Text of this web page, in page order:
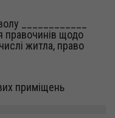
____________
правочинів щодо
житла, право
приміщень